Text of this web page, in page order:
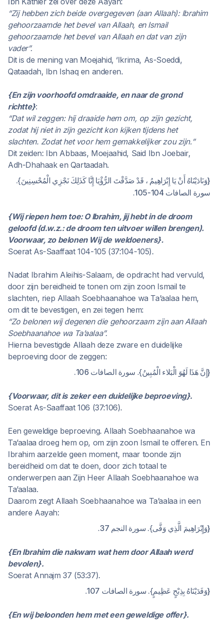
“Zij hebben zich beide overgegeven (aan Allaah): Ibrahim
gehoorzaamde het bevel van Allaah, en Ismail
gehoorzaamde het bevel van Allaah en dat van zijn
vader”.
Dit is de mening van Moejahid, ‘Ikrima, As-Soeddi,
Qataadah, Ibn Ishaq en anderen.
{En zijn voorhoofd omdraaide, en naar de grond
richtte}:
“Dat wil zeggen: hij draaide hem om, op zijn gezicht,
zodat hij niet in zijn gezicht kon kijken tijdens het
slachten. Zodat het voor hem gemakkelijker zou zijn.”
Dit zeiden: Ibn Abbaas, Moejaahid, Said Ibn Joebair,
Adh-Dhahaak en Qartaadah.
{وَنَادَيْنَاهُ أَنْ يَا إِبْرَاهِيمُ ، قَدْ صَدَّقْتَ الرُّؤْيَا إِنَّا كَذَلِكَ نَجْزِي الْمُحْسِنِينَ}.
سورة الصافات 104-105.
{Wij riepen hem toe: O Ibrahim, jij hebt in de droom
geloofd (d.w.z.: de droom ten uitvoer willen brengen).
Voorwaar, zo belonen Wij de weldoeners}.
Soerat As-Saaffaat 104-105 (37:104-105).
Nadat Ibrahim Aleihis-Salaam, de opdracht had vervuld,
door zijn bereidheid te tonen om zijn zoon Ismail te
slachten, riep Allaah Soebhaanahoe wa Ta’aalaa hem,
om dit te bevestigen, en zei tegen hem:
“Zo belonen wij degenen die gehoorzaam zijn aan Allaah
Soebhaanahoe wa Ta’aalaa”.
Hierna bevestigde Allaah deze zware en duidelijke
beproeving door de zeggen:
{إِنَّ هَذَا لَهُوَ الْبَلاء الْمُبِينُ}. سورة الصافات 106.
{Voorwaar, dit is zeker een duidelijke beproeving}.
Soerat As-Saaffaat 106 (37:106).
Een geweldige beproeving. Allaah Soebhaanahoe wa
Ta’aalaa droeg hem op, om zijn zoon Ismail te offeren. En
Ibrahim aarzelde geen moment, maar toonde zijn
bereidheid om dat te doen, door zich totaal te
onderwerpen aan Zijn Heer Allaah Soebhaanahoe wa
Ta’aalaa.
Daarom zegt Allaah Soebhaanahoe wa Ta’aalaa in een
andere Aayah:
{وَإِبْرَاهِيمَ الَّذِي وَفَّى}. سورة النجم 37.
{En Ibrahim die nakwam wat hem door Allaah werd
bevolen}.
Soerat Annajm 37 (53:37).
{وَفَدَيْنَاهُ بِذِبْحٍ عَظِيمٍ}. سورة الصافات 107.
{En wij beloonden hem met een geweldige offer}.